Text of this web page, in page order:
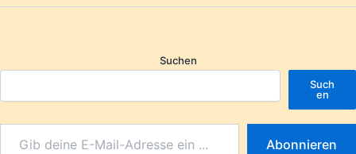
Suchen
Such
en
Abonnieren